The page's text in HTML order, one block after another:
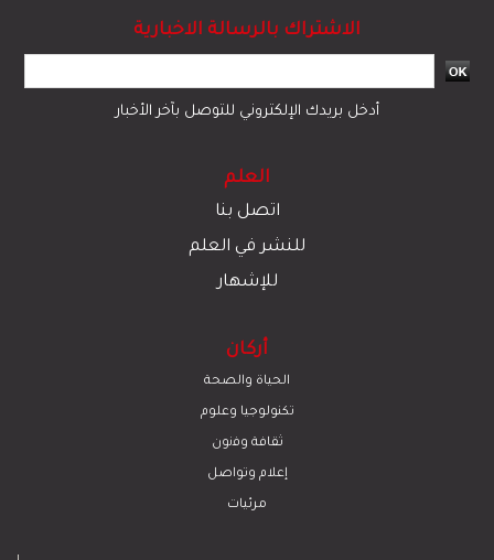
الاشتراك بالرسالة الاخبارية
أدخل بريدك الإلكتروني للتوصل بآخر الأخبار
العلم
اتصل بنا
للنشر في العلم
للإشهار
أركان
الحياة والصحة
تكنولوجيا وعلوم
ﺛﻘﺎﻓﺔ وﻓﻧون
إعلام وتواصل
مرئيات